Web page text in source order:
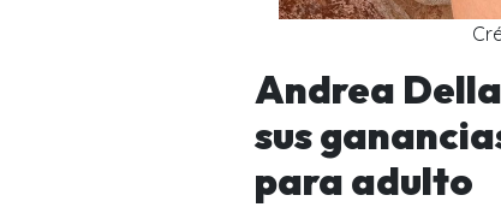
Andrea
sus
para adulto